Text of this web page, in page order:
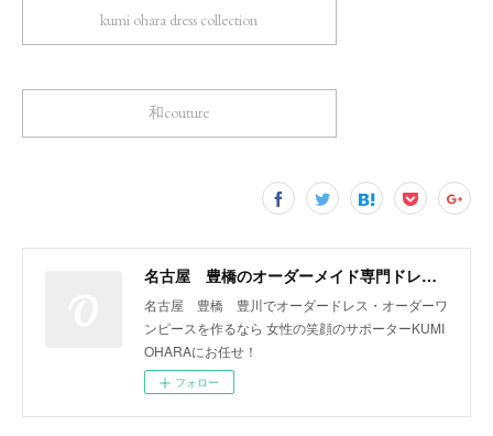
kumi ohara dress collection
和couture
名古屋 豊橋のオーダーメイド専門ドレスデザイナー KUMI OHARA
名古屋 豊橋 豊川でオーダードレス・オーダーワ
ンピースを作るなら 女性の笑顔のサポーターKUMI
OHARAにお任せ！
フォロー